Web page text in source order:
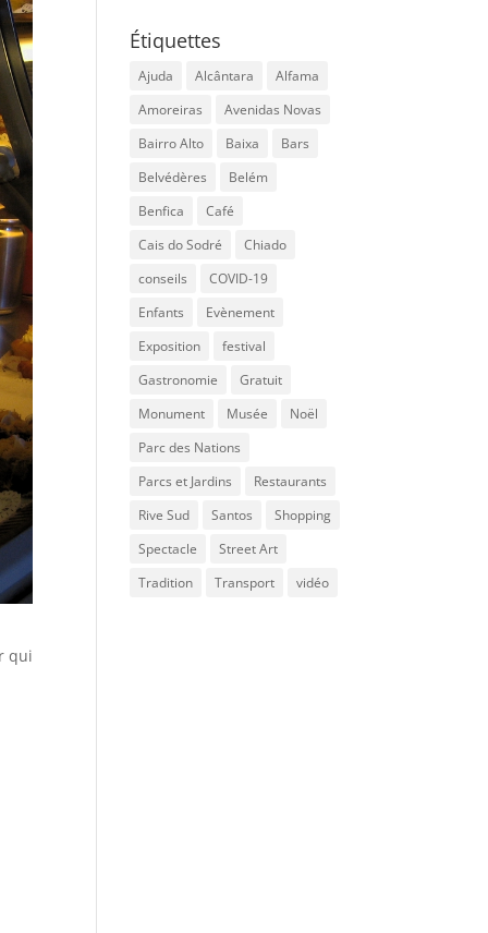
qui
Étiquettes
Ajuda Alcântara
Alfama
Amoreiras
Avenidas Novas
Bairro Alto
Baixa
Bars
Belvédères
Belém
Benfica
Café
Cais do Sodré
Chiado
conseils
COVID-19
Enfants
Evènement
Exposition
festival
Gastronomie
Gratuit
Monument
Musée
Noël
Parc des Nations
Parcs et Jardins
Restaurants
Rive Sud
Santos
Shopping
Spectacle
Street Art
Tradition
Transport vidéo